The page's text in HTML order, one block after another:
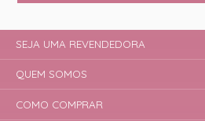
SEJA UMA REVENDEDORA
QUEM SOMOS
COMO COMPRAR